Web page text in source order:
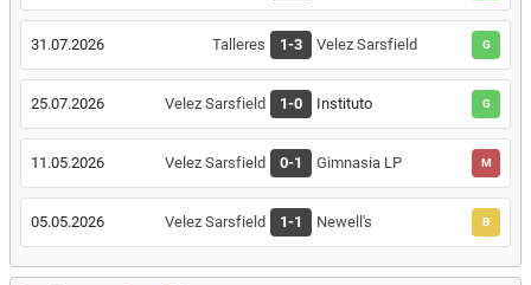
31.07.2026 Talleres 1-3 Velez Sarsfield G
25.07.2026 Velez Sarsfield 1-0 Instituto G
11.05.2026 Velez Sarsfield 0-1 Gimnasia LP M
05.05.2026 Velez Sarsfield 1-1 Newell's B